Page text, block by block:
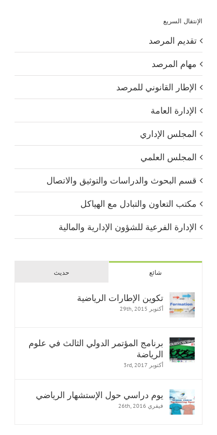
الإنتقال السريع
تقديم المرصد
مهام المرصد
الإطار القانوني للمرصد
الإدارة العامة
المجلس الإداري
المجلس العلمي
قسم البحوث والدراسات والتوثيق والاتصال
مكتب التعاون والتبادل مع الهياكل
الإدارة الفرعية للشؤون الإدارية والمالية
شائع حديث
تكوين الإطارات الرياضية
أكتوبر 29th, 2015
برنامج المؤتمر الدولي الثالث في علوم
الرياضة
أكتوبر 3rd, 2017
يوم دراسي حول الإستشهار الرياضي
فيفري 26th, 2016